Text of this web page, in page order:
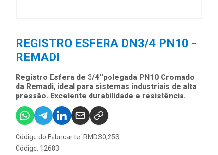
REGISTRO ESFERA DN3/4 PN10 -
REMADI
Registro Esfera de 3/4''polegada PN10 Cromado
da Remadi, ideal para sistemas industriais de alta
pressão. Excelente durabilidade e resistência.
Código do Fabricante: RMDS0,25S
Código: 12683